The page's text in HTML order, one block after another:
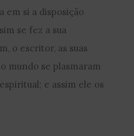
em si a disposição
se fez a sua
o escritor, as suas
mundo se plasmaram
e assim ele os